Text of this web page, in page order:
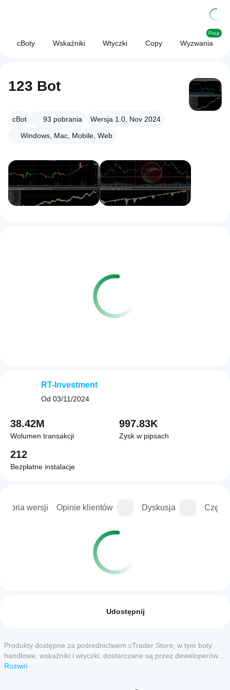
cBoty Wskaźniki Wtyczki Copy Wyzwania
Prop
123 Bot
cBot 93 pobrania
Wersja 1.0, Nov 2024
Windows, Mac, Mobile, Web
wersji Opinie klientów Dyskusja
Opinie klientów
Wszystko
uruchom
wystąpienie
cBota w
chmurze
aplikacje
cTrader
obsługują
Udostępnij
Produkty dostępne za pośrednictwem cTrader Store, w tym boty
handlowe, wskaźniki i wtyczki, dostarczane są przez deweloperów
zewnętrznych i udostępniane wyłącznie w celach informacyjnych
Rozwiń
RT-Investment
Od 03/11/2024
38.42M
Wolumen transakcji
997.83K
Zysk w pipsach
212
Bezpłatne instalacje